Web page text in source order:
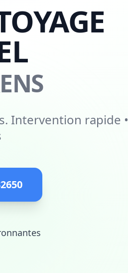
Intervention rapide •